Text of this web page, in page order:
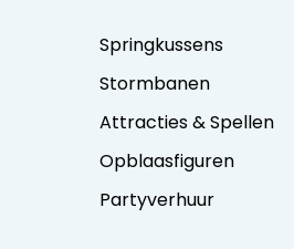
Springkussens
Stormbanen
Attracties & Spellen
Opblaasfiguren
Partyverhuur